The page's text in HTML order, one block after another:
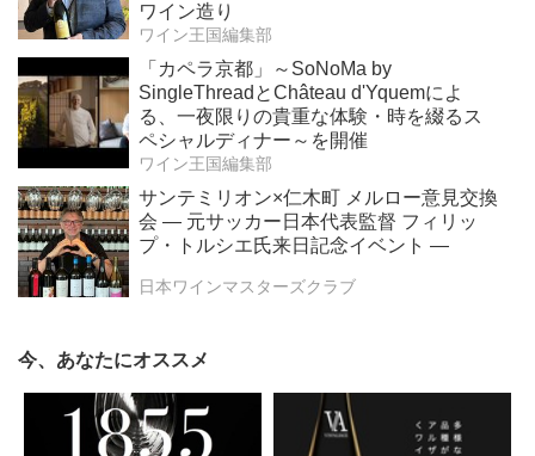
ワイン造り
ワイン王国編集部
「カペラ京都」～SoNoMa by
SingleThreadとChâteau d'Yquemによ
る、一夜限りの貴重な体験・時を綴るス
ペシャルディナー～を開催
ワイン王国編集部
サンテミリオン×仁木町 メルロー意見交換
会 ― 元サッカー日本代表監督 フィリッ
プ・トルシエ氏来日記念イベント ―
日本ワインマスターズクラブ
今、あなたにオススメ